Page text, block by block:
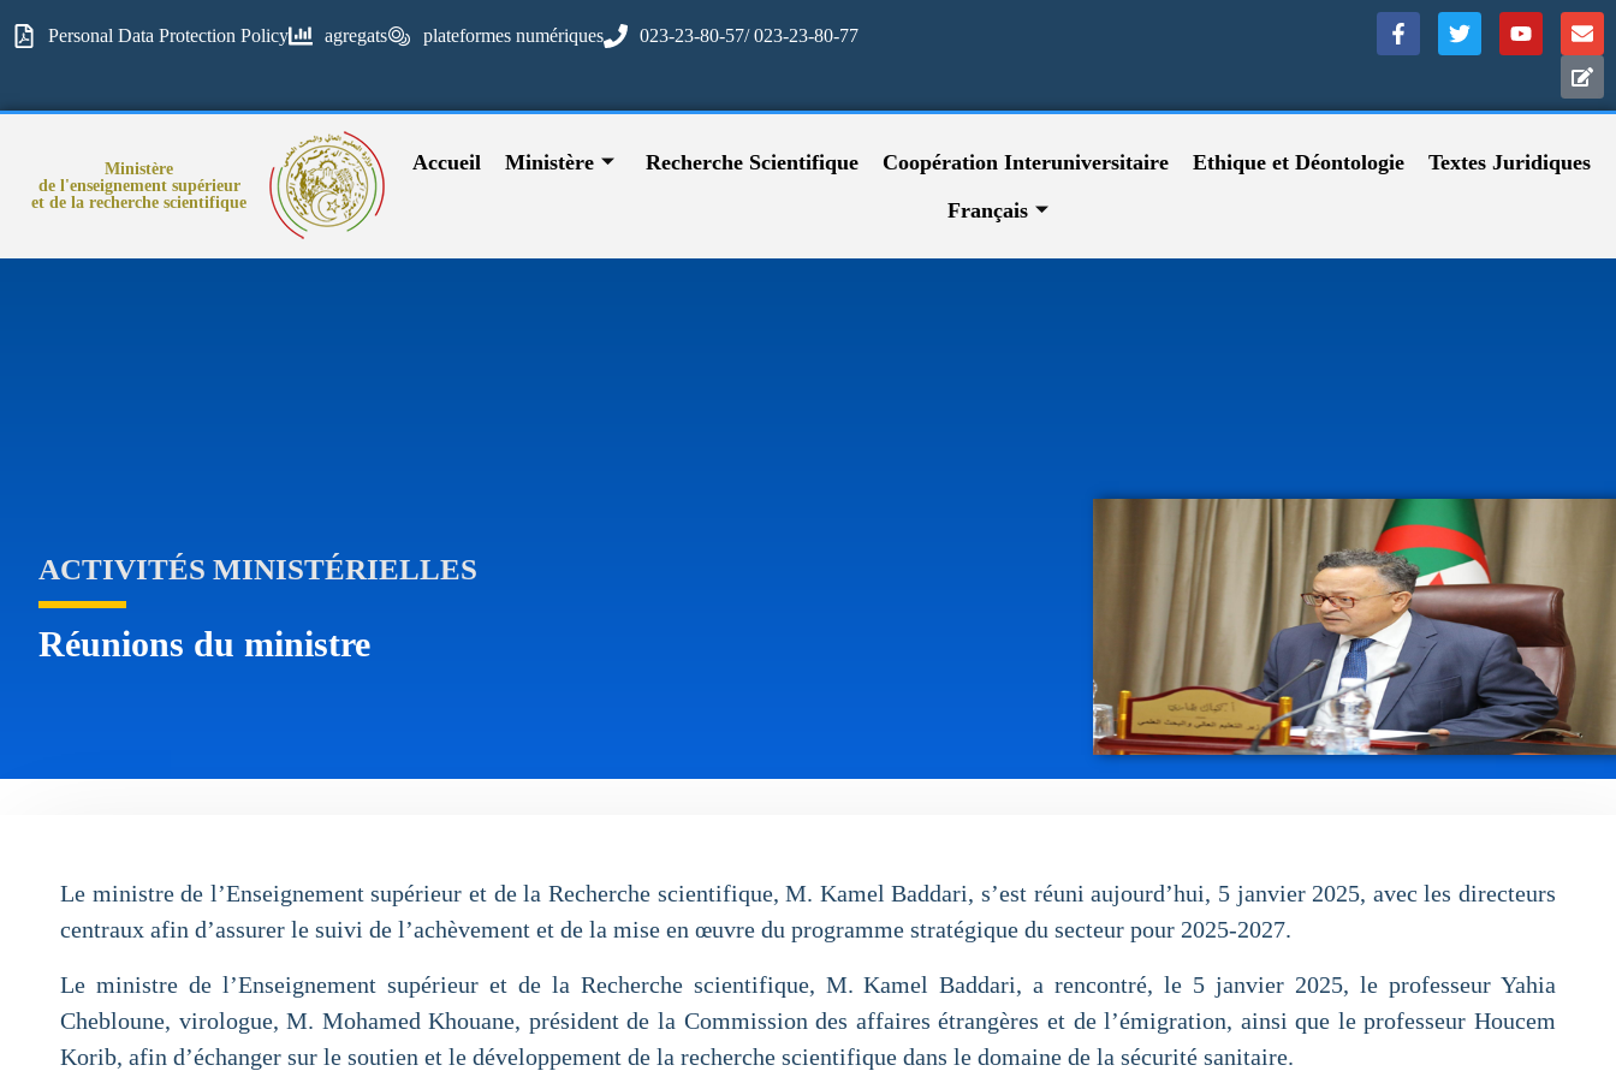
Personal Data Protection Policy agregats plateformes numériques 023-23-80-57/ 023-23-80-77
Ministère
de l'enseignement supérieur
et de la recherche scientifique
Accueil Ministère Recherche Scientifique Coopération Interuniversitaire Ethique et Déontologie
Textes Juridiques
Français
ACTIVITÉS MINISTÉRIELLES
Réunions du ministre
Le ministre de l’Enseignement supérieur et de la Recherche scientifique, M. Kamel Baddari, s’est réuni aujourd’hui, 5 janvier 2025, avec les directeurs
centraux afin d’assurer le suivi de l’achèvement et de la mise en œuvre du programme stratégique du secteur pour 2025-2027.
Le ministre de l’Enseignement supérieur et de la Recherche scientifique, M. Kamel Baddari, a rencontré, le 5 janvier 2025, le professeur Yahia
Chebloune, virologue, M. Mohamed Khouane, président de la Commission des affaires étrangères et de l’émigration, ainsi que le professeur Houcem
Korib, afin d’échanger sur le soutien et le développement de la recherche scientifique dans le domaine de la sécurité sanitaire.